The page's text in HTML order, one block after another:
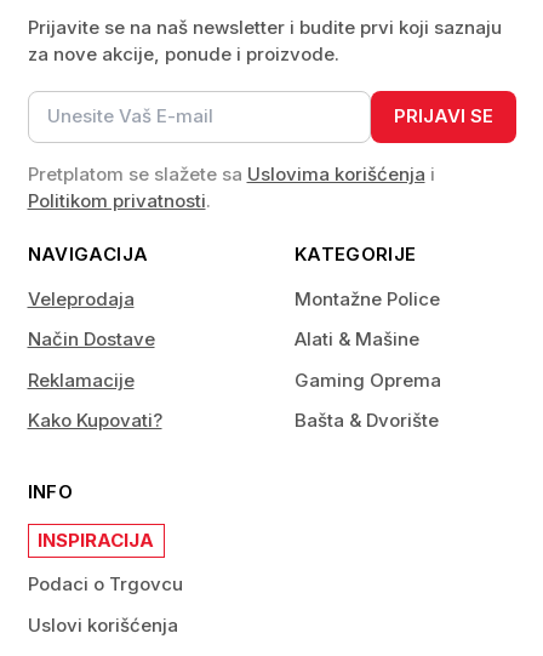
Prijavite se na naš newsletter i budite prvi koji saznaju
za nove akcije, ponude i proizvode.
PRIJAVI SE
Pretplatom se slažete sa Uslovima korišćenja i
Politikom privatnosti.
NAVIGACIJA
Veleprodaja
Način Dostave
Reklamacije
Kako Kupovati?
KATEGORIJE
Montažne Police
Alati & Mašine
Gaming Oprema
Bašta & Dvorište
INFO
INSPIRACIJA
Podaci o Trgovcu
Uslovi korišćenja